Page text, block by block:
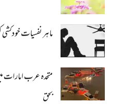
ماہر نفسیات
بحق